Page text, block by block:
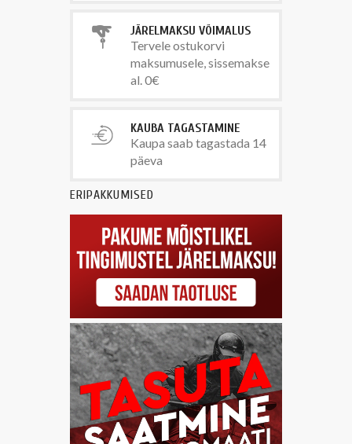
JÄRELMAKSU VÕIMALUS
Tervele ostukorvi
maksumusele, sissemakse
al. 0€
KAUBA TAGASTAMINE
Kaupa saab tagastada 14
päeva
ERIPAKKUMISED